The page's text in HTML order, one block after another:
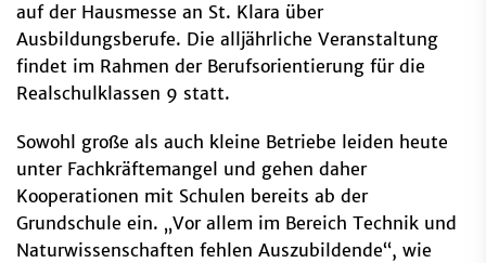
auf der Hausmesse an St. Klara über
Ausbildungsberufe. Die alljährliche Veranstaltung
findet im Rahmen der Berufsorientierung für die
Realschulklassen 9 statt.
Sowohl große als auch kleine Betriebe leiden heute
unter Fachkräftemangel und gehen daher
Kooperationen mit Schulen bereits ab der
Grundschule ein. „Vor allem im Bereich Technik und
Naturwissenschaften fehlen Auszubildende“, wie